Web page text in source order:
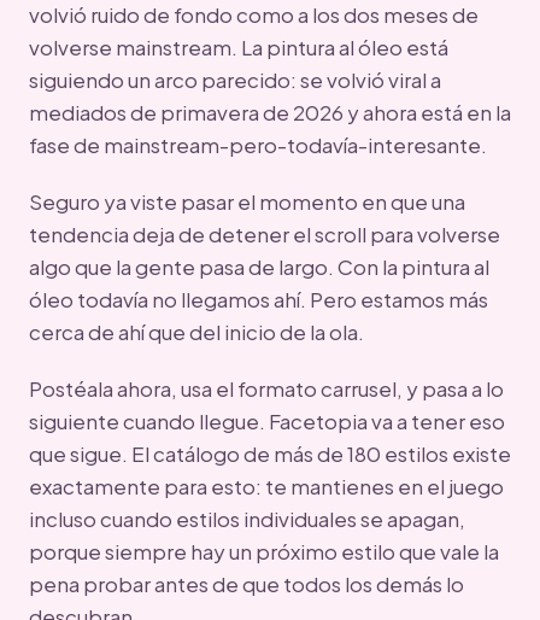
volvió ruido de fondo como a los dos meses de
volverse mainstream. La pintura al óleo está
siguiendo un arco parecido: se volvió viral a
mediados de primavera de 2026 y ahora está en la
fase de mainstream-pero-todavía-interesante.
Seguro ya viste pasar el momento en que una
tendencia deja de detener el scroll para volverse
algo que la gente pasa de largo. Con la pintura al
óleo todavía no llegamos ahí. Pero estamos más
cerca de ahí que del inicio de la ola.
Postéala ahora, usa el formato carrusel, y pasa a lo
siguiente cuando llegue. Facetopia va a tener eso
que sigue. El catálogo de más de 180 estilos existe
exactamente para esto: te mantienes en el juego
incluso cuando estilos individuales se apagan,
porque siempre hay un próximo estilo que vale la
pena probar antes de que todos los demás lo